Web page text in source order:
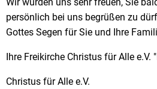
persönlich bei uns begrüßen zu
Gottes Segen für Sie und Ihre
Ihre Freikirche Christus für Alle e.V.
Christus für Alle e.V.